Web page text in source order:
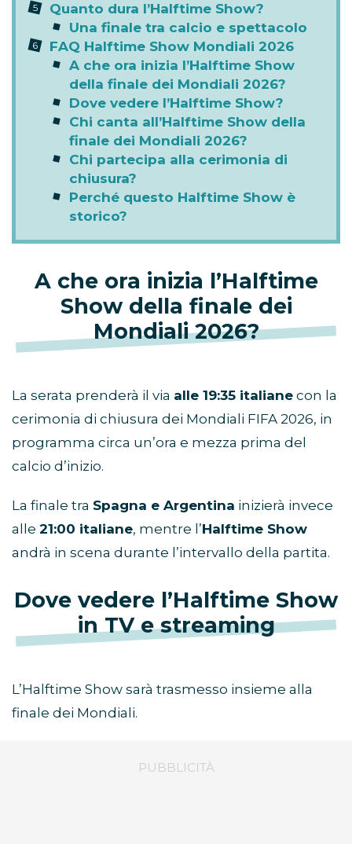
Quanto dura l’Halftime Show?
Una finale tra calcio e spettacolo
FAQ Halftime Show Mondiali 2026
A che ora inizia l’Halftime Show
della finale dei Mondiali 2026?
Dove vedere l’Halftime Show?
Chi canta all’Halftime Show della
finale dei Mondiali 2026?
Chi partecipa alla cerimonia di
chiusura?
Perché questo Halftime Show è
storico?
A che ora inizia l’Halftime
Show della finale dei
Mondiali 2026?
La serata prenderà il via alle 19:35 italiane con la
cerimonia di chiusura dei Mondiali FIFA 2026, in
programma circa un’ora e mezza prima del
calcio d’inizio.
La finale tra Spagna e Argentina inizierà invece
alle 21:00 italiane, mentre l’Halftime Show
andrà in scena durante l’intervallo della partita.
Dove vedere l’Halftime Show
in TV e streaming
L’Halftime Show sarà trasmesso insieme alla
finale dei Mondiali.